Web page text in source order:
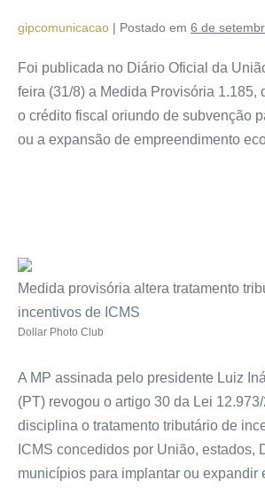
gipcomunicacao | Postado em 6 de
Foi publicada no Diário Oficial da
feira (31/8) a Medida Provisória 1.185,
o crédito fiscal oriundo de subvenção
ou a expansão de empreendimento
Medida provisória altera tratamento
incentivos de ICMS
Dollar Photo Club
A MP assinada pelo presidente Luiz
(PT) revogou o artigo 30 da Lei
disciplina o tratamento tributário de
ICMS concedidos por União, estados,
municípios para implantar ou expandir